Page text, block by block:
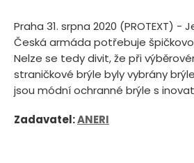
Praha 31. srpna 2020 (PROTEXT) -
Česká armáda potřebuje
Nelze se tedy divit, že při
straničkové brýle byly vybrány
jsou módní ochranné brýle s
Zadavatel:ANERI